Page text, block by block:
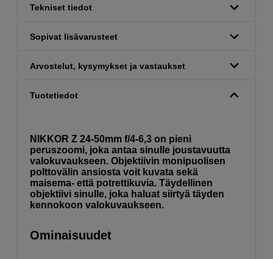
Tekniset tiedot
Sopivat lisävarusteet
Arvostelut, kysymykset ja vastaukset
Tuotetiedot
NIKKOR Z 24-50mm f/4-6,3 on pieni
peruszoomi, joka antaa sinulle joustavuutta
valokuvaukseen. Objektiivin monipuolisen
polttovälin ansiosta voit kuvata sekä
maisema- että potrettikuvia. Täydellinen
objektiivi sinulle, joka haluat siirtyä täyden
kennokoon valokuvaukseen.
Ominaisuudet